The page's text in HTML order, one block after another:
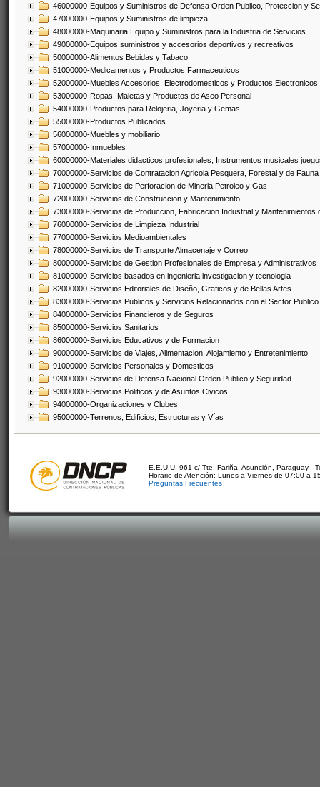
46000000-Equipos y Suministros de Defensa Orden Publico, Proteccion y
47000000-Equipos y Suministros de limpieza
48000000-Maquinaria Equipo y Suministros para la Industria de Servicios
49000000-Equipos suministros y accesorios deportivos y recreativos
50000000-Alimentos Bebidas y Tabaco
51000000-Medicamentos y Productos Farmaceuticos
52000000-Muebles Accesorios, Electrodomesticos y Productos Electronicos
53000000-Ropas, Maletas y Productos de Aseo Personal
54000000-Productos para Relojeria, Joyeria y Gemas
55000000-Productos Publicados
56000000-Muebles y mobiliario
57000000-Inmuebles
60000000-Materiales didacticos profesionales, Instrumentos musicales
70000000-Servicios de Contratacion Agricola Pesquera, Forestal y de Fauna
71000000-Servicios de Perforacion de Mineria Petroleo y Gas
72000000-Servicios de Construccion y Mantenimiento
73000000-Servicios de Produccion, Fabricacion Industrial y Mantenimientos
76000000-Servicios de Limpieza Industrial
77000000-Servicios Medioambientales
78000000-Servicios de Transporte Almacenaje y Correo
80000000-Servicios de Gestion Profesionales de Empresa y Administrativos
81000000-Servicios basados en ingenieria investigacion y tecnologia
82000000-Servicios Editoriales de Diseño, Graficos y de Bellas Artes
83000000-Servicios Publicos y Servicios Relacionados con el Sector Publico
84000000-Servicios Financieros y de Seguros
85000000-Servicios Sanitarios
86000000-Servicios Educativos y de Formacion
90000000-Servicios de Viajes, Alimentacion, Alojamiento y Entretenimiento
91000000-Servicios Personales y Domesticos
92000000-Servicios de Defensa Nacional Orden Publico y Seguridad
93000000-Servicios Politicos y de Asuntos Civicos
94000000-Organizaciones y Clubes
95000000-Terrenos, Edificios, Estructuras y Vías
E.E.U.U. 961 c/ Tte. Fariña. Asunción, Paraguay -
Horario de Atención: Lunes a Viernes de 07:00 a
Preguntas Frecuentes